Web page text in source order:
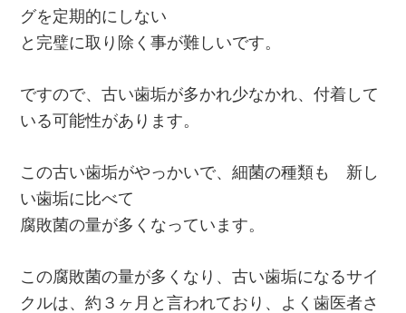
グを定期的にしない
と完璧に取り除く事が難しいです。
ですので、古い歯垢が多かれ少なかれ、付着して
いる可能性があります。
この古い歯垢がやっかいで、細菌の種類も 新し
い歯垢に比べて
腐敗菌の量が多くなっています。
この腐敗菌の量が多くなり、古い歯垢になるサイ
クルは、約３ヶ月と言われており、よく歯医者さ